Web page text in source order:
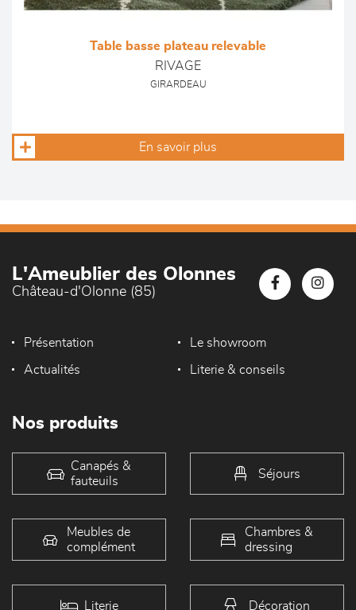
Table basse plateau relevable
RIVAGE
GIRARDEAU
En savoir plus
L'Ameublier des Olonnes
Château-d'Olonne (85)
Présentation Le showroom
Actualités Literie & conseils
Nos produits
Canapés &
fauteuils
Séjours
Meubles de
complément
Chambres &
dressing
Literie Décoration